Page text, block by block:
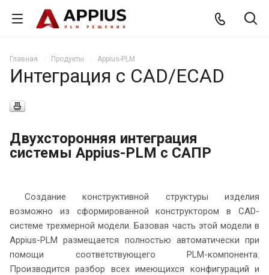
Главная Продукты Appius-PLM
Интеграция с CAD/ECAD
Двухсторонняя интеграция
системы Appius-PLM с САПР
Создание конструктивной структуры изделия
возможно из сформированной конструктором в CAD-
системе трехмерной модели. Базовая часть этой модели в
Appius-PLM размещается полностью автоматически при
помощи соответствующего PLM-компонента.
Производится разбор всех имеющихся конфигураций и